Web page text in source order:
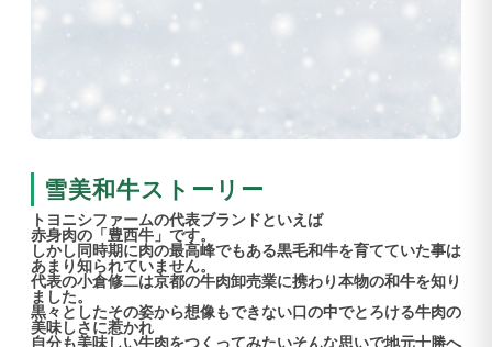
雪美和牛ストーリー
トヨニシファームの代表ブランドといえば
赤身肉の「豊西牛」です。
しかし同時期に肉の最高峰でもある黒毛和牛を育てていた事は
あまり知られていません。
代表の小倉修二は京都の牛肉卸売業に携わり本物の和牛を知り
ました。
黒々としたその姿から想像もできない口の中でとろける牛肉の
美味しさに惹かれ
自分も美味しい牛肉をつくってみたいそんな思いで地元十勝へ